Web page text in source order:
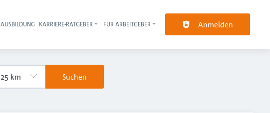
Haupt-Navigation
AUSBILDUNG KARRIERE-RATGEBER FÜR ARBEITGEBER Anmelden
Suchen